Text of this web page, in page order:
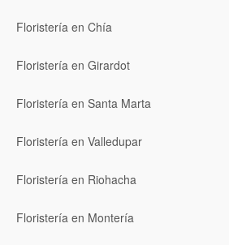
Floristería en Chía
Floristería en Girardot
Floristería en Santa Marta
Floristería en Valledupar
Floristería en Riohacha
Floristería en Montería